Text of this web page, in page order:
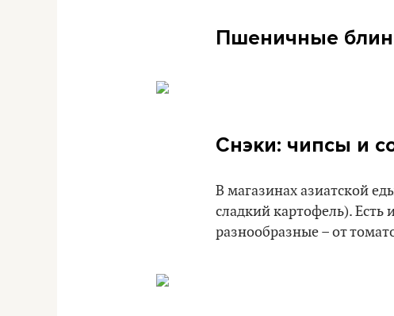
Пшеничные
Снэки: чипсы и
В магазинах азиатской
сладкий картофель). Есть
разнообразные – от